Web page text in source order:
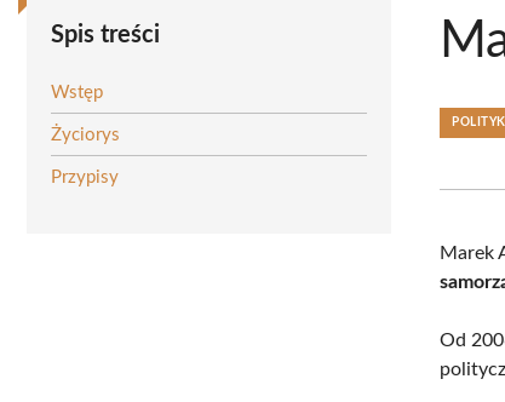
Spis treści
Wstęp
Życiorys
Przypisy
Marek
Od